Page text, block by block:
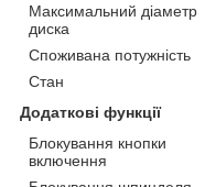
Максимальний діаметр
диска
Споживана потужність
Стан
Додаткові функції
Блокування кнопки
включення